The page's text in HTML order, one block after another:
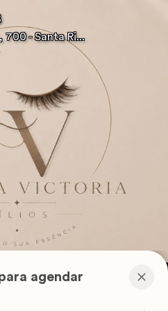
700 - Santa Ri...
agendar